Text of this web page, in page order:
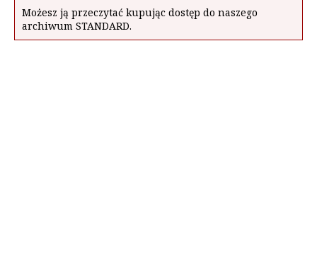
Możesz ją przeczytać kupując dostęp do naszego
archiwum STANDARD.